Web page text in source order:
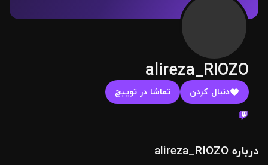
alireza_RIOZO
دنبال کردن تماشا در توییچ
درباره alireza_RIOZO